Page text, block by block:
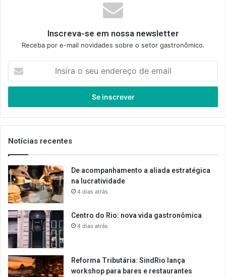
Inscreva-se em nossa newsletter
Receba por e-mail novidades sobre o setor gastronômico.
seu
de
email
Notícias recentes
De acompanhamento a aliada estratégica
na lucratividade
4 dias atrás
Centro do Rio: nova vida gastronômica
4 dias atrás
Reforma Tributária: SindRio lança
workshop para bares e restaurantes